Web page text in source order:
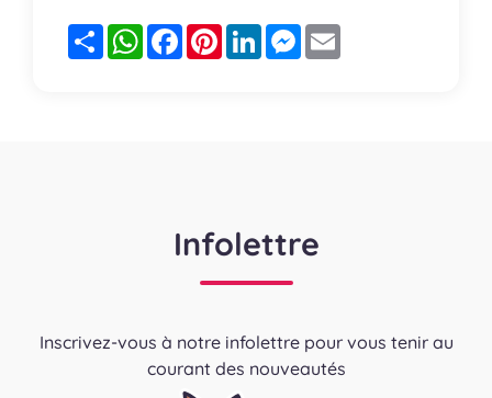
PartagerWhatsApp
FacebookPinterestLinkedInMessenger
Infolettre
Inscrivez-vous à notre infolettre pour vous tenir au
courant des nouveautés